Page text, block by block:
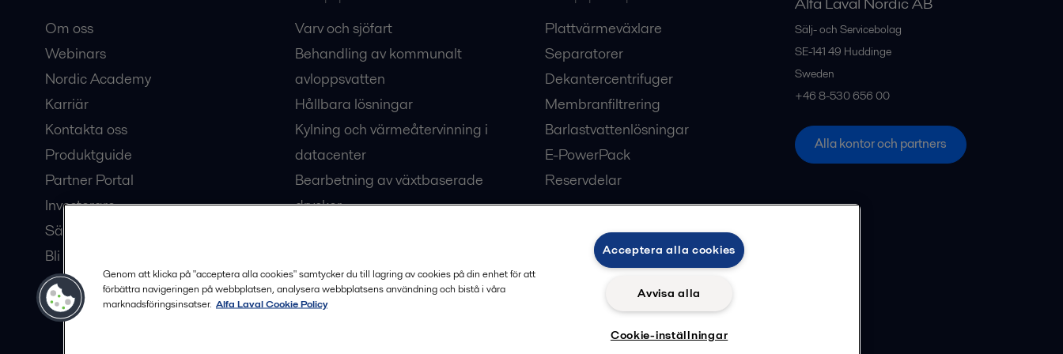
Om oss
Webinars
Nordic Academy
Karriär
Kontakta oss
Produktguide
Partner Portal
Investerare
Säkerhetsdatablad
Bli en partner
Varv och sjöfart
Behandling av kommunalt
avloppsvatten
Hållbara lösningar
Kylning och värmeåtervinning i
datacenter
Bearbetning av växtbaserade
drycker
Plattvärmeväxlare
Separatorer
Dekantercentrifuger
Membranfiltrering
Barlastvattenlösningar
E-PowerPack
Reservdelar
Sälj- och Servicebolag
SE-141 49 Huddinge
Sweden
+46 8-530 656 00
Alla kontor och partners
Genom att klicka på "acceptera alla cookies" samtycker du till lagring av cookies på din enhet för att
förbättra navigeringen på webbplatsen, analysera webbplatsens användning och bistå i våra
marknadsföringsinsatser. Alfa Laval Cookie Policy
Acceptera alla cookies
Avvisa alla
Cookie-inställningar